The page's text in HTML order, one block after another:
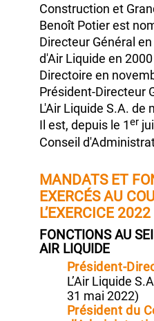
Directeur Général
ajoutant aux
Direction des
Construction et
Benoît Potier est
Directeur Général
d'Air Liquide en 2000
Directoire en
Président‑Directeur
Il est, depuis le1 er
Conseil
MANDATS ET
EXERCÉS AU
L’EXERCICE 2022
FONCTIONS AU
AIR LIQUIDE